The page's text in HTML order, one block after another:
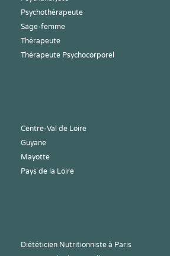
Psychothérapeute
Sage-femme
Thérapeute
Thérapeute Psychocorporel
Centre-Val de Loire
Guyane
Mayotte
Pays de la Loire
Diététicien Nutritionniste à Paris